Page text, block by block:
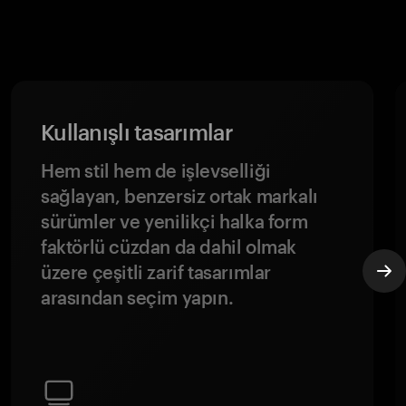
Kullanışlı tasarımlar
Hem stil hem de işlevselliği
sağlayan, benzersiz ortak markalı
sürümler ve yenilikçi halka form
faktörlü cüzdan da dahil olmak
üzere çeşitli zarif tasarımlar
arasından seçim yapın.